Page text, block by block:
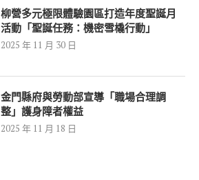
柳營多元極限體驗園區打造年度聖誕月
活動「聖誕任務：機密雪橇行動」
2025 年 11 月 30 日
金門縣府與勞動部宣導「職場合理調
整」護身障者權益
2025 年 11 月 18 日